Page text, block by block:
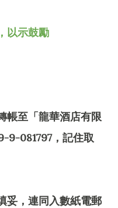
以示鼓勵
帳至「龍華酒店有限
9-081797，記住取
妥，連同入數紙電郵